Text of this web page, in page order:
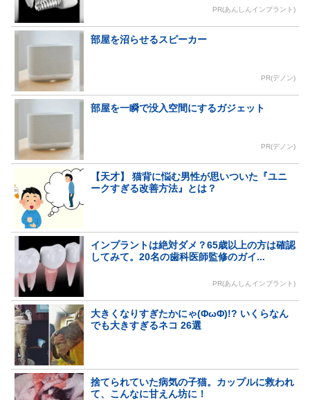
PR(あんしんインプラント)
部屋を沼らせるスピーカー
PR(デノン)
部屋を一瞬で没入空間にするガジェット
PR(デノン)
【天才】 猫背に悩む男性が思いついた『ユニ
ークすぎる改善方法』とは？
インプラントは絶対ダメ？65歳以上の方は確認
してみて。20名の歯科医師監修のガイ...
PR(あんしんインプラント)
大きくなりすぎたかにゃ(ΦωΦ)!? いくらなん
でも大きすぎるネコ 26選
捨てられていた病気の子猫。カップルに救われ
て、こんなに甘えん坊に！